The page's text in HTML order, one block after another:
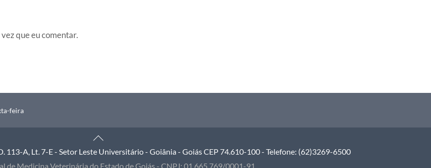
que eu comentar.
feira
Back
To
Top
113-A, Lt. 7-E - Setor Leste Universitário - Goiânia - Goiás CEP 74.610-100 - Telefone: (62)3269-6500
de Medicina Veterinária do Estado de Goiás - CNPJ: 01.665.769/0001-91